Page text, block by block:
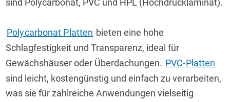
sind Polycarbonat, PVC und HPL (Hochdrucklaminat).
Polycarbonat Platten bieten eine hohe
Schlagfestigkeit und Transparenz, ideal für
Gewächshäuser oder Überdachungen. PVC-Platten
sind leicht, kostengünstig und einfach zu verarbeiten,
was sie für zahlreiche Anwendungen vielseitig